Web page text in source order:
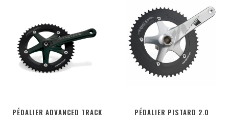
PÉDALIER ADVANCED TRACK PÉDALIER PISTARD 2.0